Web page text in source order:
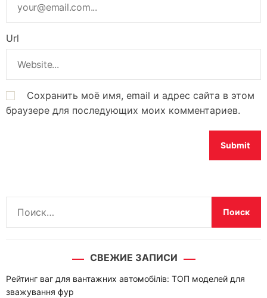
Url
Сохранить моё имя, email и адрес сайта в этом
браузере для последующих моих комментариев.
:
СВЕЖИЕ ЗАПИСИ
Рейтинг ваг для вантажних автомобілів: ТОП моделей для
зважування фур